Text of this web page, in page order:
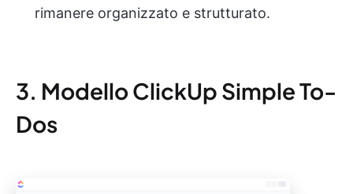
rimanere organizzato e strutturato.
3. Modello ClickUp Simple To-
Dos